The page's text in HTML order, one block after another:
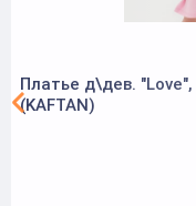
Платье д\дев.
(KAFTAN)